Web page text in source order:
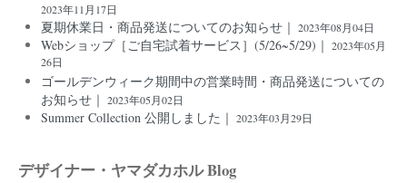
2023年11月17日
夏期休業日・商品発送についてのお知らせ｜ 2023年08月04日
Webショップ［ご自宅試着サービス］(5/26~5/29)｜ 2023年05月
26日
ゴールデンウィーク期間中の営業時間・商品発送についての
お知らせ｜ 2023年05月02日
Summer Collection 公開しました｜ 2023年03月29日
デザイナー・ヤマダカホル Blog